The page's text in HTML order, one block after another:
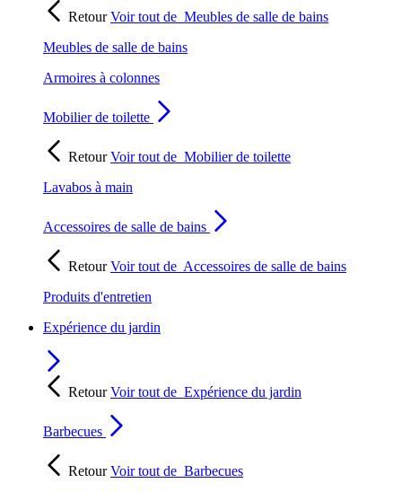
RetourVoir tout de Meubles de salle de bains
Meubles de salle de bains
Armoires à colonnes
Mobilier de toilette
RetourVoir tout de Mobilier de toilette
Lavabos à main
Accessoires de salle de bains
RetourVoir tout de Accessoires de salle de bains
Produits d'entretien
Expérience du jardin
RetourVoir tout de Expérience du jardin
Barbecues
RetourVoir tout de Barbecues